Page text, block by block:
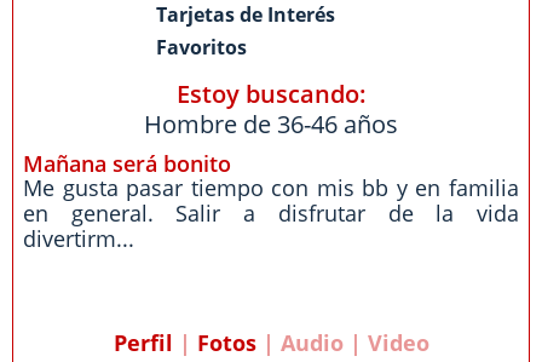
Tarjetas de Interés
Favoritos
Estoy buscando:
Hombre de 36-46 años
Mañana será bonito
Me gusta pasar tiempo con mis bb y en familia
en general. Salir a disfrutar de la vida
divertirm...
Perfil | Fotos| Audio | Video